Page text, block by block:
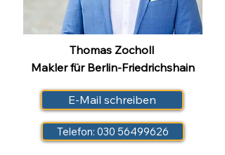
Thomas Zocholl
Makler für Berlin-Friedrichshain
E-Mail schreiben
Telefon: 030 56499626